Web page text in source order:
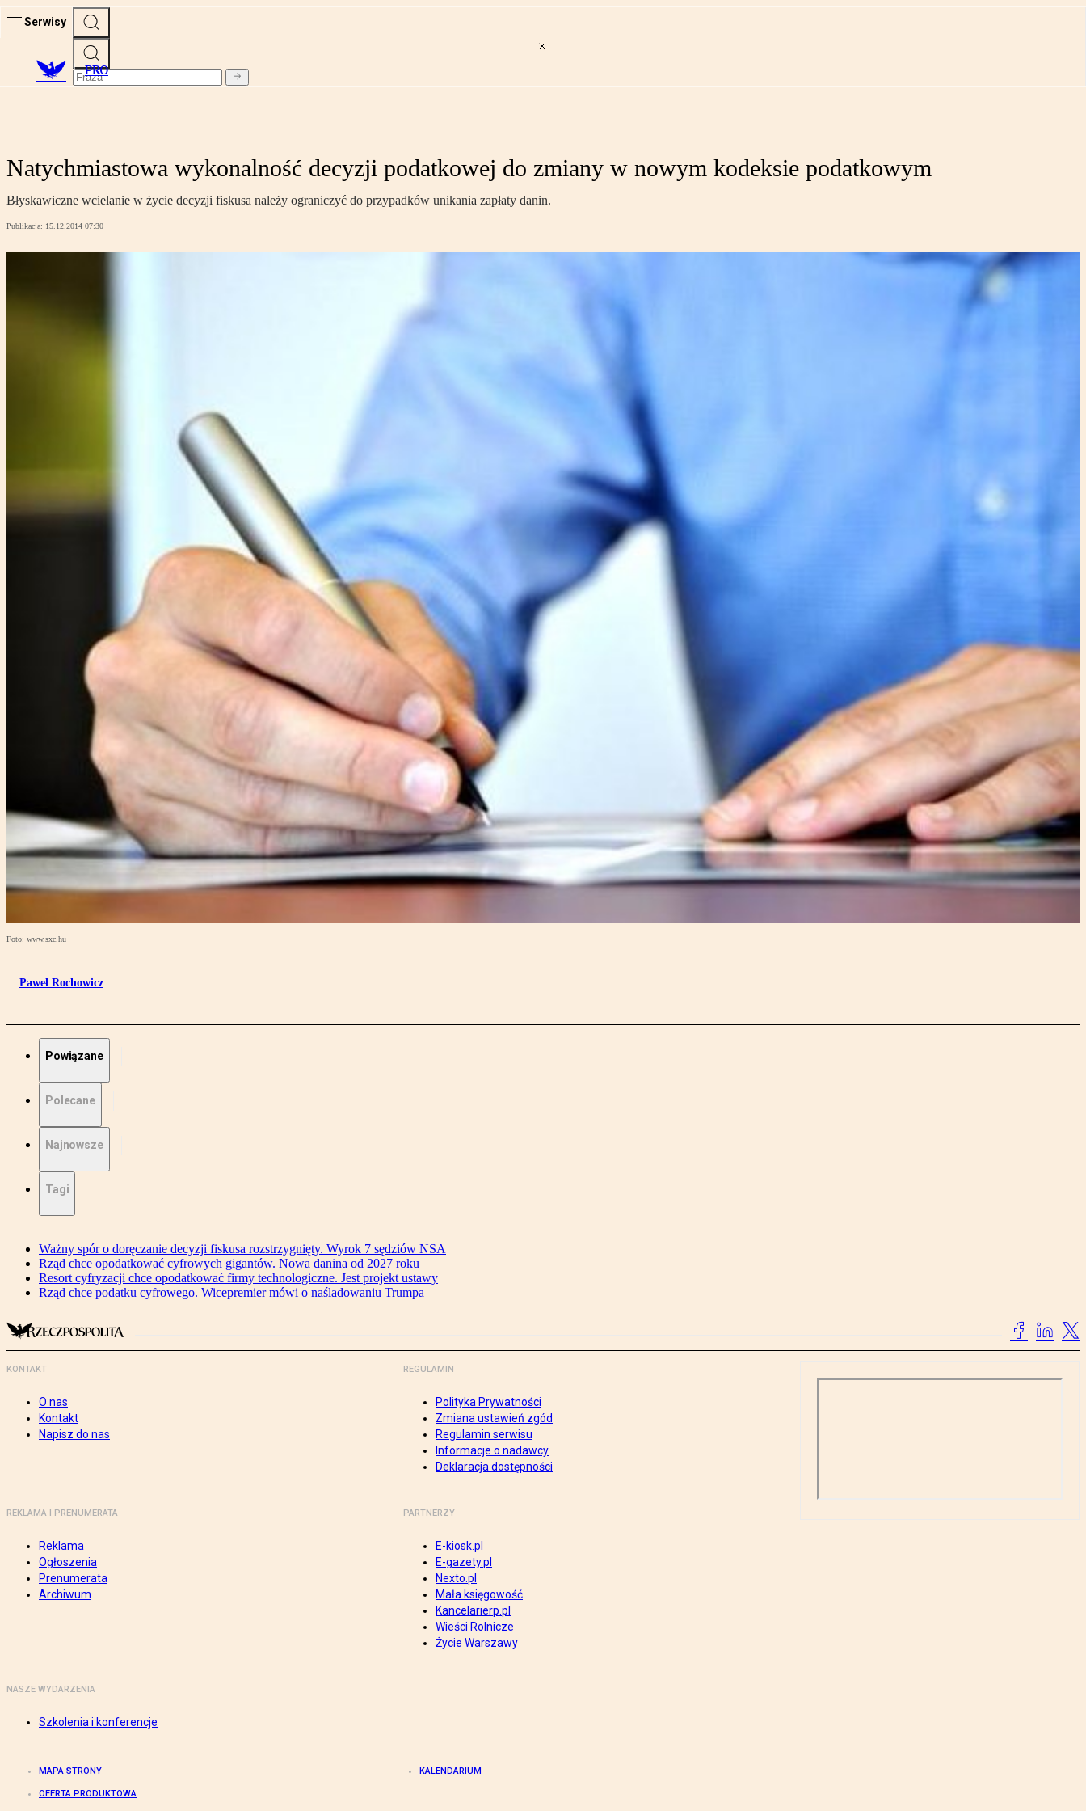
Serwisy
PRO
Natychmiastowa wykonalność decyzji podatkowej do zmiany w nowym kodeksie podatkowym
Błyskawiczne wcielanie w życie decyzji fiskusa należy ograniczyć do przypadków unikania zapłaty danin.
Publikacja: 15.12.2014 07:30
Foto: www.sxc.hu
Paweł Rochowicz
Powiązane
Polecane
Najnowsze
Tagi
Ważny spór o doręczanie decyzji fiskusa rozstrzygnięty. Wyrok 7 sędziów NSA
Rząd chce opodatkować cyfrowych gigantów. Nowa danina od 2027 roku
Resort cyfryzacji chce opodatkować firmy technologiczne. Jest projekt ustawy
Rząd chce podatku cyfrowego. Wicepremier mówi o naśladowaniu Trumpa
KONTAKT
O nas
Kontakt
Napisz do nas
REGULAMIN
Polityka Prywatności
Zmiana ustawień zgód
Regulamin serwisu
Informacje o nadawcy
Deklaracja dostępności
REKLAMA I PRENUMERATA
Reklama
Ogłoszenia
Prenumerata
Archiwum
PARTNERZY
E-kiosk.pl
E-gazety.pl
Nexto.pl
Mała księgowość
Kancelarierp.pl
Wieści Rolnicze
Życie Warszawy
NASZE WYDARZENIA
Szkolenia i konferencje
MAPA STRONY KALENDARIUM
OFERTA PRODUKTOWA